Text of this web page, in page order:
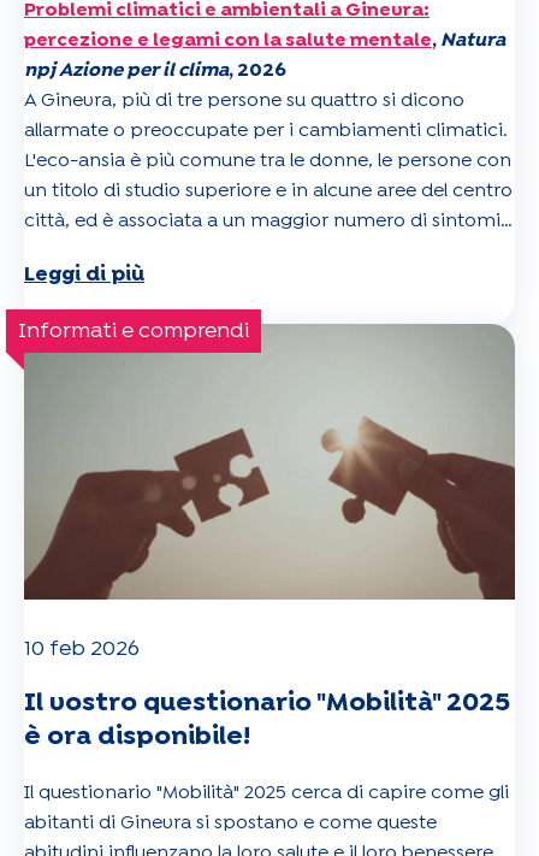
Problemi climatici e ambientali a Ginevra:
percezione e legami con la salute mentale, Natura
npj Azione per il clima, 2026
A Ginevra, più di tre persone su quattro si dicono
allarmate o preoccupate per i cambiamenti climatici.
L'eco-ansia è più comune tra le donne, le persone con
un titolo di studio superiore e in alcune aree del centro
città, ed è associata a un maggior numero di sintomi
collegare meglio le questioni climatiche alla salute
mentale.
Leggi di più
Informati e comprendi
10 feb 2026
Il vostro questionario "Mobilità" 2025
è ora disponibile!
Il questionario "Mobilità" 2025 cerca di capire come gli
abitanti di Ginevra si spostano e come queste